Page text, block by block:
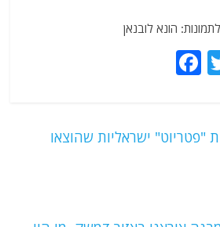
הונא לובנאן
T
er
e
"פטריוט" ישראליות שהוצאו